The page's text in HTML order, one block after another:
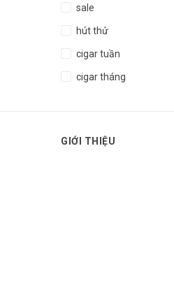
sale
hút thử
cigar tuần
cigar tháng
GIỚI THIỆU